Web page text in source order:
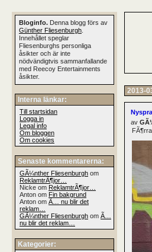
2013-
av
Bloginfo. Denna blogg förs av
Günther Fliesenburgh
Innehållet speglar
Fliesenburghs personliga
åsikter och är inte
nödvändigtvis sammanfallande
med Reecoy Entertainments
åsikter.
Interna länkar:
Till startsidan
Logga in
Legal info
Om bloggen
Om cookies
Senaste kommentarerna:
GÃ¼nther Fliesenburgh om
ReklamtrÃ¶jor…
Nicke om ReklamtrÃ¶jor…
Anton om Fin bakgrund
Anton om Ã… nu blir det
reklam…
GÃ¼nther Fliesenburgh om Ã…
nu blir det reklam…
Kategorier: